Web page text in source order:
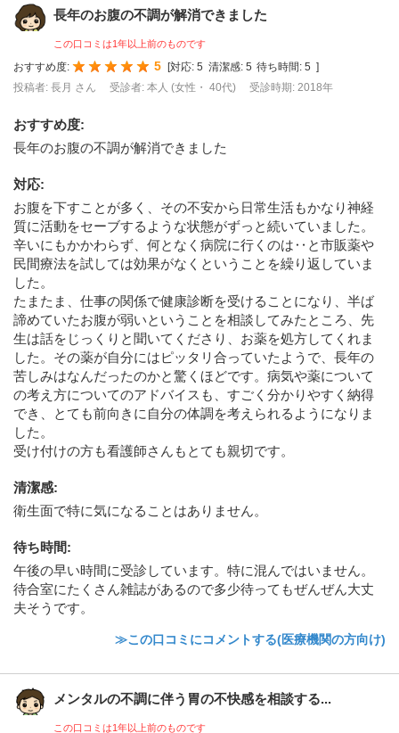
長年のお腹の不調が解消できました
この口コミは1年以上前のものです
おすすめ度: 5 [対応: 5 清潔感: 5 待ち時間: 5 ]
投稿者: 長月 さん
受診者: 本人 (女性・ 40代) 受診時期: 2018年
おすすめ度:
長年のお腹の不調が解消できました
対応:
お腹を下すことが多く、その不安から日常生活もかなり神経
質に活動をセーブするような状態がずっと続いていました。
辛いにもかかわらず、何となく病院に行くのは‥と市販薬や
民間療法を試しては効果がなくということを繰り返していま
した。
たまたま、仕事の関係で健康診断を受けることになり、半ば
諦めていたお腹が弱いということを相談してみたところ、先
生は話をじっくりと聞いてくださり、お薬を処方してくれま
した。その薬が自分にはピッタリ合っていたようで、長年の
苦しみはなんだったのかと驚くほどです。病気や薬について
の考え方についてのアドバイスも、すごく分かりやすく納得
でき、とても前向きに自分の体調を考えられるようになりま
した。
受け付けの方も看護師さんもとても親切です。
清潔感:
衛生面で特に気になることはありません。
待ち時間:
午後の早い時間に受診しています。特に混んではいません。
待合室にたくさん雑誌があるので多少待ってもぜんぜん大丈
夫そうです。
≫この口コミにコメントする(医療機関の方向け)
メンタルの不調に伴う胃の不快感を相談する...
この口コミは1年以上前のものです